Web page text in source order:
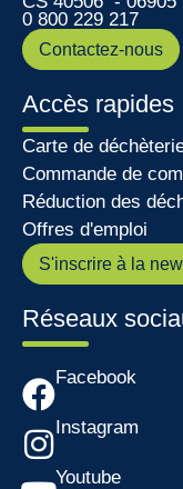
0 800 229 217
Contactez-nous
Accès rapides
Carte de
Commande de
Réduction des
Offres d'emploi
S'inscrire à la
Réseaux
Facebook
Instagram
Youtube